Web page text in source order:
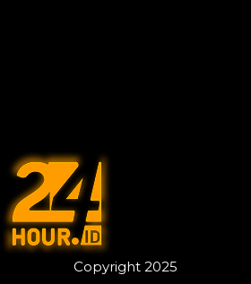
Copyright 2025